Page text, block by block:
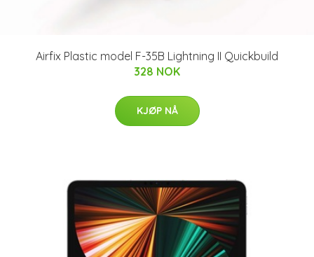
Airfix Plastic model F-35B Lightning II Quickbuild
328 NOK
KJØP NÅ